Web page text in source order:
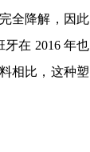
全降解，因此
在 2016 年也
相比，这种塑